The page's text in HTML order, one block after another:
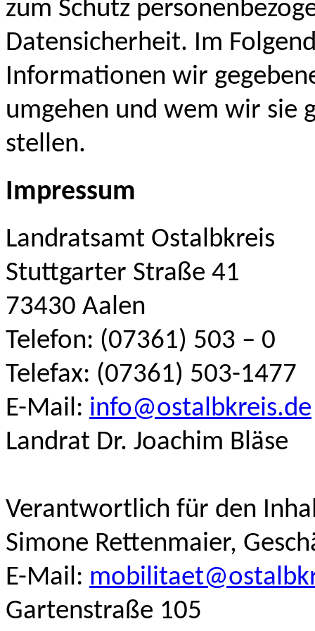
zum Schutz
Datensicherheit. Im
Informationen wir
umgehen und wem wir sie
stellen.
Impressum
Landratsamt Ostalbkreis
Stuttgarter Straße 41
73430 Aalen
Telefon: (07361) 503 – 0
Telefax: (07361) 503-1477
E-Mail: info@ostalbkreis.de
Landrat Dr. Joachim Bläse
Verantwortlich für den
Simone Rettenmaier,
E-Mail:
Gartenstraße 105